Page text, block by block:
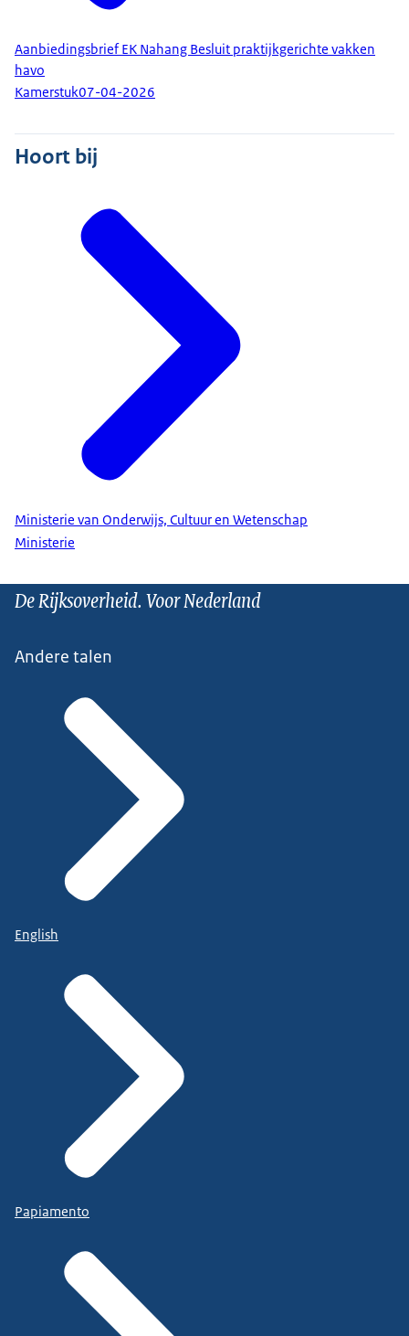
Aanbiedingsbrief EK Nahang Besluit praktijkgerichte vakken
havo
Kamerstuk07-04-2026
Hoort bij
Ministerie van Onderwijs, Cultuur en Wetenschap
Ministerie
De Rijksoverheid. Voor Nederland
Andere talen
English
Papiamento